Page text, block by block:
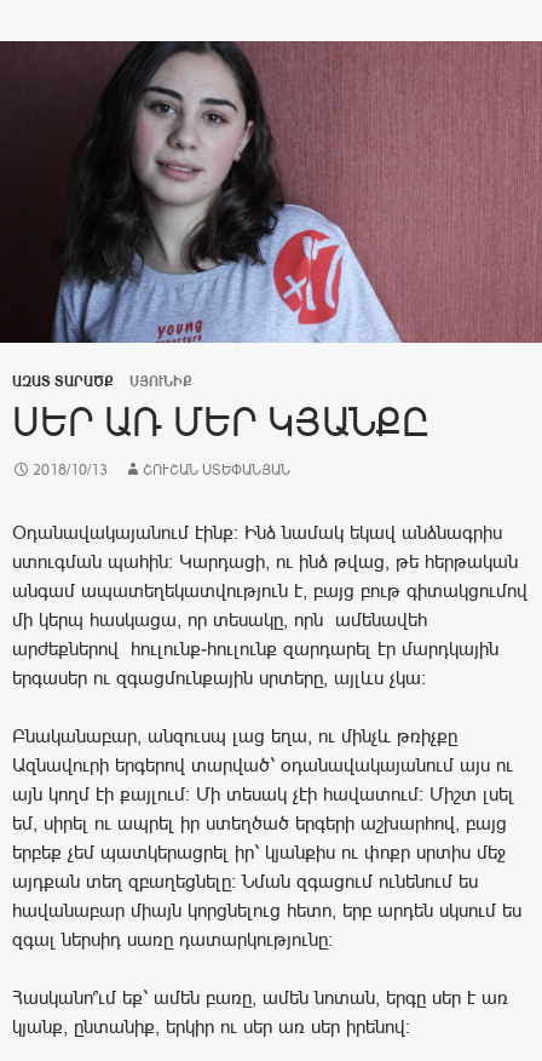
ԱԶԱՏ ՏԱՐԱԾՔ ՍՅՈՒՆԻՔ
ՍԵՐ ԱՌ ՄԵՐ ԿՅԱՆՔԸ
2018/10/13 ՇՈՒՇԱՆ ՍՏԵՓԱՆՅԱՆ
Օդանավակայանում էինք: Ինձ նամակ եկավ անձնագրիս
ստուգման պահին: Կարդացի, ու ինձ թվաց, թե հերթական
անգամ ապատեղեկատվություն է, բայց բութ գիտակցումով
մի կերպ հասկացա, որ տեսակը, որն ամենավեհ
արժեքներով հուլունք-հուլունք զարդարել էր մարդկային
երգասեր ու զգացմունքային սրտերը, այլևս չկա:
Բնականաբար, անզուսպ լաց եղա, ու մինչև թռիչքը
Ազնավուրի երգերով տարված՝ օդանավակայանում այս ու
այն կողմ էի քայլում: Մի տեսակ չէի հավատում: Միշտ լսել
եմ, սիրել ու ապրել իր ստեղծած երգերի աշխարհով, բայց
երբեք չեմ պատկերացրել իր՝ կյանքիս ու փոքր սրտիս մեջ
այդքան տեղ զբաղեցնելը: Նման զգացում ունենում ես
հավանաբար միայն կորցնելուց հետո, երբ արդեն սկսում ես
զգալ ներսիդ սառը դատարկությունը:
Հասկանո՞ւմ եք՝ ամեն բառը, ամեն նոտան, երգը սեր է առ
կյանք, ընտանիք, երկիր ու սեր առ սեր իրենով: